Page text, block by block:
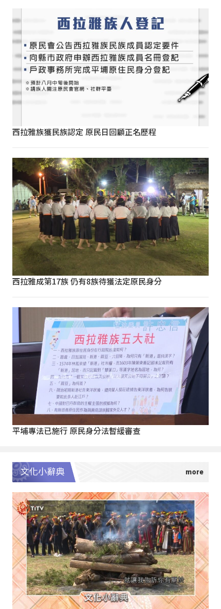
西拉雅族獲民族認定 原民日回顧正名歷程
西拉雅成第17族 仍有8族待獲法定原民身分
平埔專法已施行 原民身分法暫緩審查
文化小辭典